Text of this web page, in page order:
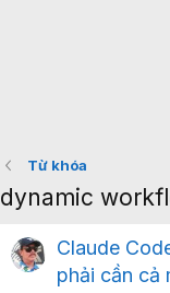
Từ khóa
dynamic
Claude
phải cần cả